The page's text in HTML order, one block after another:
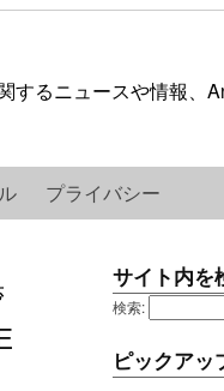
るニュースや情報、
プライバシー
サイト内を
検索:
ピックアッ